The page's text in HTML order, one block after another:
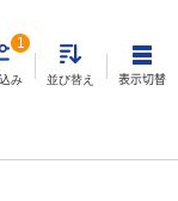
み
1
並び替え 表示切替